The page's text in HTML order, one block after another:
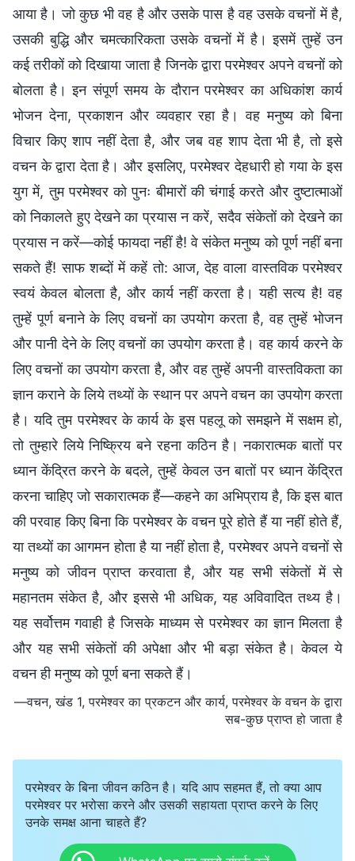
आया है। जो कुछ भी वह है और उसके पास है वह उसके वचनों में है,
उसकी बुद्धि और चमत्कारिकता उसके वचनों में है। इसमें तुम्हें उन
कई तरीकों को दिखाया जाता है जिनके द्वारा परमेश्वर अपने वचनों को
बोलता है। इन संपूर्ण समय के दौरान परमेश्वर का अधिकांश कार्य
भोजन देना, प्रकाशन और व्यवहार रहा है। वह मनुष्य को बिना
विचार किए शाप नहीं देता है, और जब वह शाप देता भी है, तो इसे
वचन के द्वारा देता है। और इसलिए, परमेश्वर देहधारी हो गया के इस
युग में, तुम परमेश्वर को पुनः बीमारों की चंगाई करते और दुष्टात्माओं
को निकालते हुए देखने का प्रयास न करें, सदैव संकेतों को देखने का
प्रयास न करें—कोई फायदा नहीं है! वे संकेत मनुष्य को पूर्ण नहीं बना
सकते हैं! साफ शब्दों में कहें तो: आज, देह वाला वास्तविक परमेश्वर
स्वयं केवल बोलता है, और कार्य नहीं करता है। यही सत्य है! वह
तुम्हें पूर्ण बनाने के लिए वचनों का उपयोग करता है, वह तुम्हें भोजन
और पानी देने के लिए वचनों का उपयोग करता है। वह कार्य करने के
लिए वचनों का उपयोग करता है, और वह तुम्हें अपनी वास्तविकता का
ज्ञान कराने के लिये तथ्यों के स्थान पर अपने वचन का उपयोग करता
है। यदि तुम परमेश्वर के कार्य के इस पहलू को समझने में सक्षम हो,
तो तुम्हारे लिये निष्क्रिय बने रहना कठिन है। नकारात्मक बातों पर
ध्यान केंद्रित करने के बदले, तुम्हें केवल उन बातों पर ध्यान केंद्रित
करना चाहिए जो सकारात्मक हैं—कहने का अभिप्राय है, कि इस बात
की परवाह किए बिना कि परमेश्वर के वचन पूरे होते हैं या नहीं होते हैं,
या तथ्यों का आगमन होता है या नहीं होता है, परमेश्वर अपने वचनों से
मनुष्य को जीवन प्राप्त करवाता है, और यह सभी संकेतों में से
महानतम संकेत है, और इससे भी अधिक, यह अविवादित तथ्य है।
यह सर्वोत्तम गवाही है जिसके माध्यम से परमेश्वर का ज्ञान मिलता है
और यह सभी संकेतों की अपेक्षा और भी बड़ा संकेत है। केवल ये
वचन ही मनुष्य को पूर्ण बना सकते हैं।
—वचन, खंड 1, परमेश्वर का प्रकटन और कार्य, परमेश्वर के वचन के द्वारा
सब-कुछ प्राप्त हो जाता है
परमेश्वर के बिना जीवन कठिन है। यदि आप सहमत हैं, तो क्या आप
परमेश्वर पर भरोसा करने और उसकी सहायता प्राप्त करने के लिए
उनके समक्ष आना चाहते हैं?